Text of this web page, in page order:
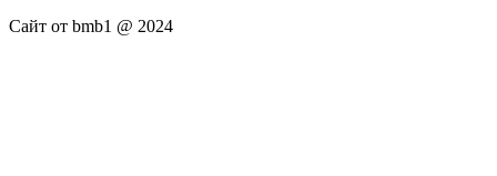
Сайт от bmb1 @ 2024